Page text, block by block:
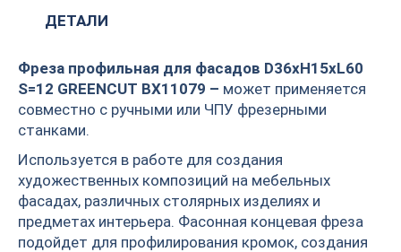
ДЕТАЛИ
Фреза профильная для фасадов D36xH15xL60
S=12 GREENCUT BX11079 – может применяется
совместно с ручными или ЧПУ фрезерными
станками.
Используется в работе для создания
художественных композиций на мебельных
фасадах, различных столярных изделиях и
предметах интерьера. Фасонная концевая фреза
подойдет для профилирования кромок, создания